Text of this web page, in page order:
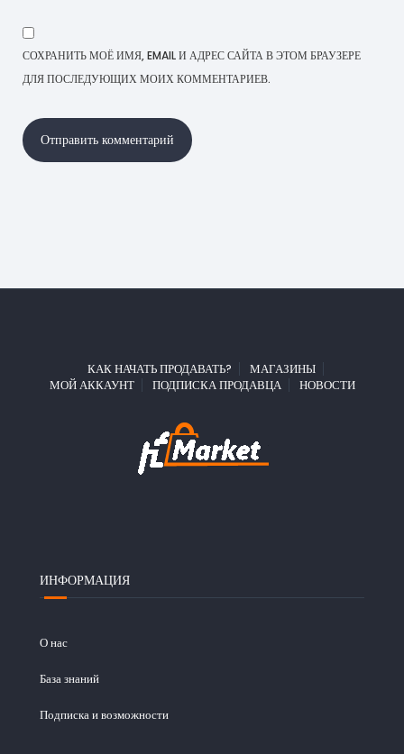
СОХРАНИТЬ МОЁ ИМЯ, EMAIL И АДРЕС САЙТА В ЭТОМ БРАУЗЕРЕ
ДЛЯ ПОСЛЕДУЮЩИХ МОИХ КОММЕНТАРИЕВ.
КАК НАЧАТЬ ПРОДАВАТЬ?
МАГАЗИНЫ
МОЙ АККАУНТ
ПОДПИСКА ПРОДАВЦА НОВОСТИ
ИНФОРМАЦИЯ
О нас
База знаний
Подписка и возможности